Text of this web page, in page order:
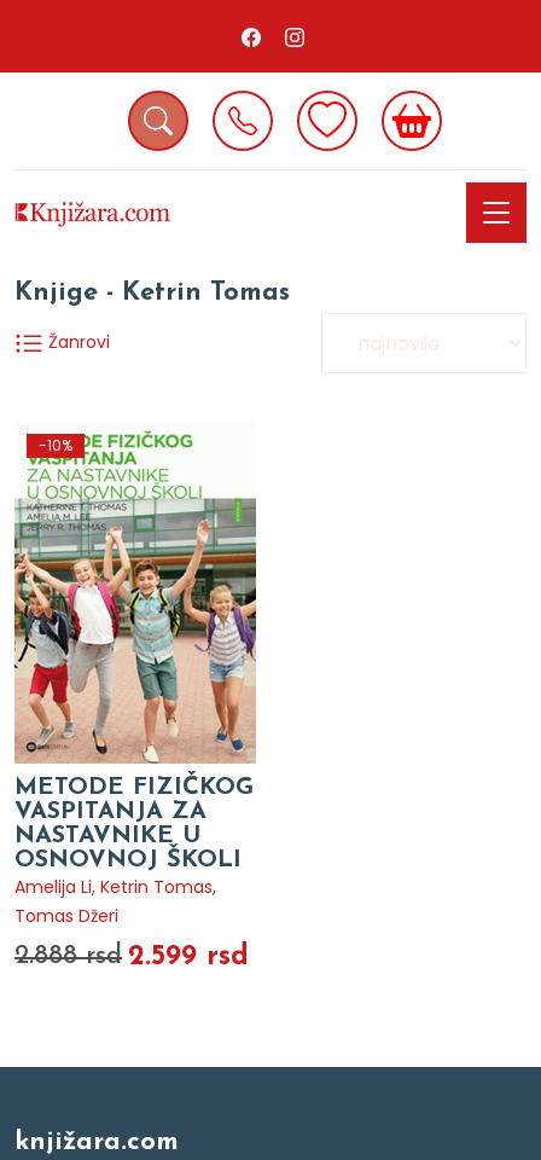
Knjige - Ketrin Tomas
Žanrovi
-10%
METODE FIZIČKOG
VASPITANJA ZA
NASTAVNIKE U
OSNOVNOJ ŠKOLI
Amelija Li, Ketrin Tomas,
Tomas Džeri
2.888 rsd 2.599 rsd
knjižara.com